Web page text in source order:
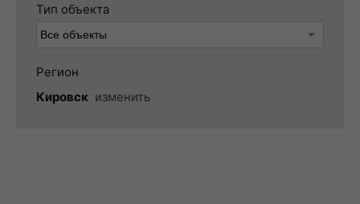
Тип объекта
Регион
Кировск изменить